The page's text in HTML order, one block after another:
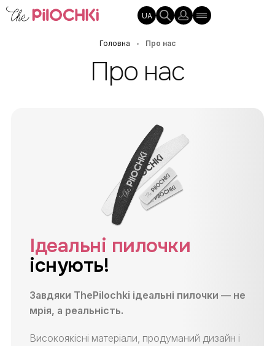
UA
Головна • Про нас
Про нас
Ідеальні пилочки
існують!
Завдяки ThePilochki ідеальні пилочки — не
мрія, а реальність.
Високоякісні матеріали, продуманий дизайн і